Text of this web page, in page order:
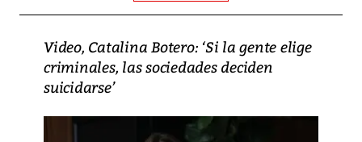
Video, Catalina Botero: ‘Si la gente elige
criminales, las sociedades deciden
suicidarse’